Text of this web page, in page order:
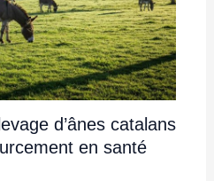
d’ânes catalans
en santé